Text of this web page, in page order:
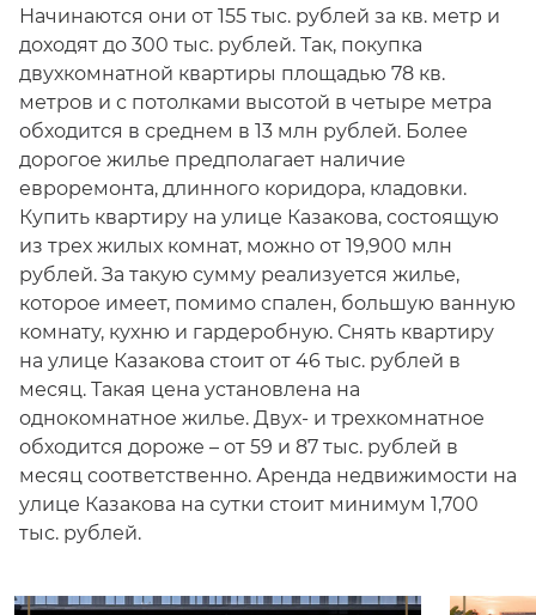
Начинаются они от 155 тыс. рублей за кв. метр и
доходят до 300 тыс. рублей. Так, покупка
двухкомнатной квартиры площадью 78 кв.
метров и с потолками высотой в четыре метра
обходится в среднем в 13 млн рублей. Более
дорогое жилье предполагает наличие
евроремонта, длинного коридора, кладовки.
Купить квартиру на улице Казакова, состоящую
из трех жилых комнат, можно от 19,900 млн
рублей. За такую сумму реализуется жилье,
которое имеет, помимо спален, большую ванную
комнату, кухню и гардеробную. Снять квартиру
на улице Казакова стоит от 46 тыс. рублей в
месяц. Такая цена установлена на
однокомнатное жилье. Двух- и трехкомнатное
обходится дороже – от 59 и 87 тыс. рублей в
месяц соответственно. Аренда недвижимости на
улице Казакова на сутки стоит минимум 1,700
тыс. рублей.